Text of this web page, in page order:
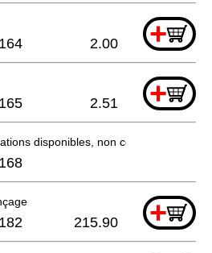
+
2.00
+
2.51
disponibles, non commandable
+
215.90